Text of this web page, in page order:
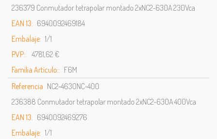
236379 Conmutador tetrapolar montado 2xNC2-630A 230Vca
EAN 13: 6940092469184
Embalaje: 1/1
PVP:: 4781,62 €
Familia Artículo:: F6M
Referencia NC2-4630NC-400
236388 Conmutador tetrapolar montado 2xNC2-630A 400Vca
EAN 13: 6940092469276
Embalaje: 1/1